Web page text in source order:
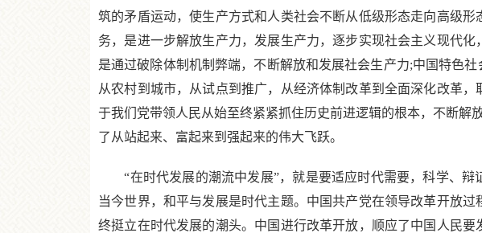
筑的矛盾运动，使生产方式和人类社会不断从低级形态走向高级
务，是进一步解放生产力，发展生产力，逐步实现社会主义现代
是通过破除体制机制弊端，不断解放和发展社会生产力;中国特色
从农村到城市，从试点到推广，从经济体制改革到全面深化改革
于我们党带领人民从始至终紧紧抓住历史前进逻辑的根本，不断解
了从站起来、富起来到强起来的伟大飞跃。
“在时代发展的潮流中发展”，就是要适应时代需要，科学、辩
当今世界，和平与发展是时代主题。中国共产党在领导改革开放
终挺立在时代发展的潮头。中国进行改革开放，顺应了中国人民